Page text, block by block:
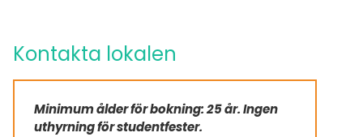
bord och stolar.
Kontakta lokalen
Minimum ålder för bokning: 25 år. Ingen
uthyrning för studentfester.